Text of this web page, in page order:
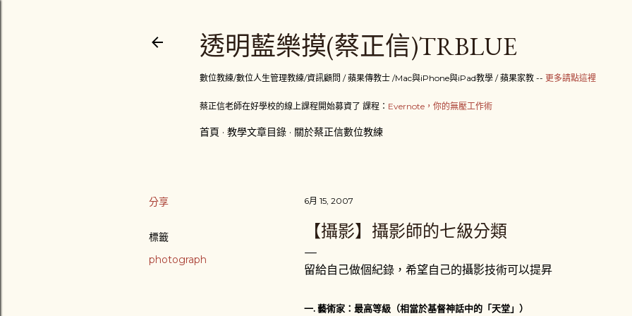
透明藍樂摸(蔡正信)TRBLUE
數位教練/數位人生管理教練/資訊顧問 / 蘋果傳教士 /Mac與iPhone與iPad教學 / 蘋果家教 -- 更多請點這裡
蔡正信老師在好學校的線上課程開始募資了 課程： Evernote，你的無壓工作術
首頁 教學文章目錄 關於蔡正信數位教練
分享
標籤
photograph
6月 15, 2007
【攝影】攝影師的七級分類
留給自己做個紀錄，希望自己的攝影技術可以提昇
一. 藝術家：最高等級（相當於基督神話中的「天堂」）